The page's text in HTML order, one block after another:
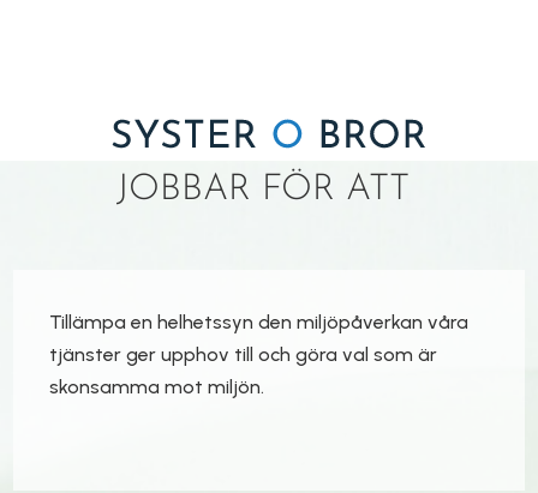
JOBBAR FÖR ATT
Tillämpa en helhetssyn den miljöpåverkan våra
tjänster ger upphov till och göra val som är
skonsamma mot miljön.